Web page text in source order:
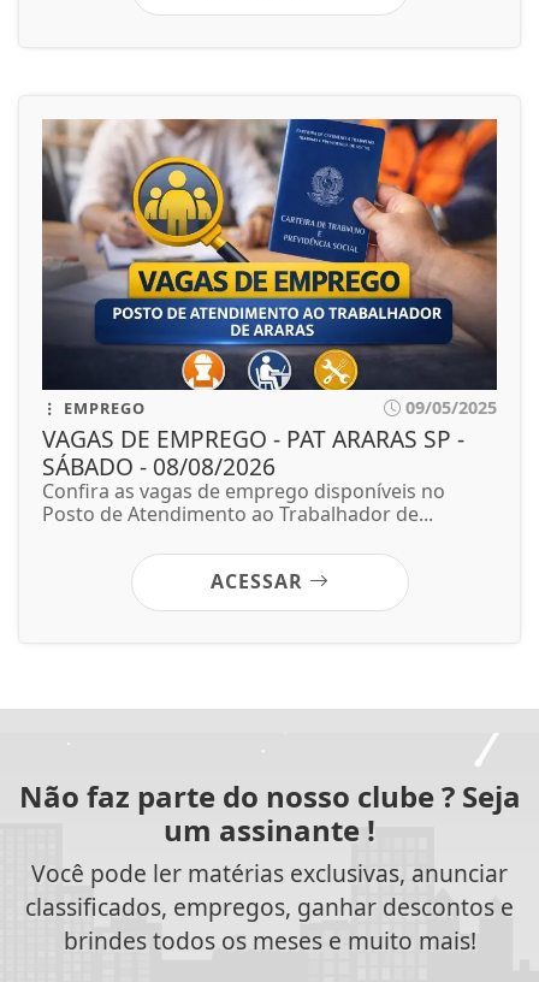
EMPREGO 09/05/2025
VAGAS DE EMPREGO - PAT ARARAS SP -
SÁBADO - 08/08/2026
Confira as vagas de emprego disponíveis no
Posto de Atendimento ao Trabalhador de...
ACESSAR
Não faz parte do nosso clube ? Seja
um assinante !
Você pode ler matérias exclusivas, anunciar
classificados, empregos, ganhar descontos e
brindes todos os meses e muito mais!